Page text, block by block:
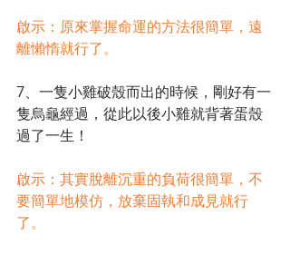
啟示：原來掌握命運的方法很簡單，遠
離懶惰就行了。
7、一隻小雞破殼而出的時候，剛好有一
隻烏龜經過，從此以後小雞就背著蛋殼
過了一生！
啟示：其實脫離沉重的負荷很簡單，不
要簡單地模仿，放棄固執和成見就行
了。